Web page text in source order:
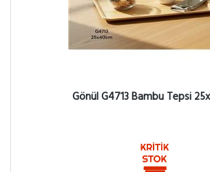
Gönül G4713 Bambu Tepsi